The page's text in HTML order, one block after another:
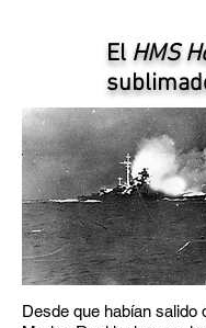
El HMS
Desde que habían salido